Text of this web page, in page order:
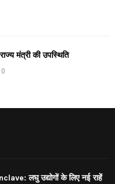
मंत्री की उपस्थिति
0
लघु उद्योगों के लिए नई राहें